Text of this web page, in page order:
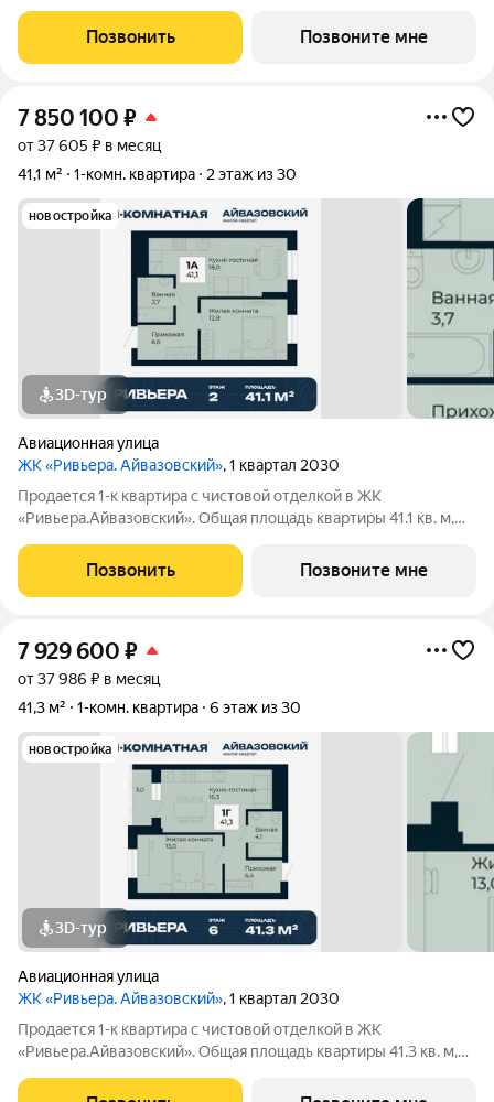
жилой квартал в районе Центр-Юг Екатеринбурга. Проект
ориентирован на жителей, которые
Позвонить Позвоните мне
7 850 100 ₽
от 37 605 ₽ в месяц
41,1 м²
1-комн. квартира 2 этаж из 30
новостройка
3D-тур
Авиационная улица
ЖК «Ривьера. Айвазовский», 1 квартал 2030
Продается 1-к квартира с чистовой отделкой в ЖК
«Ривьера.Айвазовский». Общая площадь квартиры 41.1 кв. м,
квартал в районе Центр-Юг Екатеринбурга. Проект
ориентирован на жителей, которые
Позвонить Позвоните мне
7 929 600 ₽
от 37 986 ₽ в месяц
41,3 м²
1-комн. квартира 6 этаж из 30
новостройка
3D-тур
Авиационная улица
ЖК «Ривьера. Айвазовский», 1 квартал 2030
Продается 1-к квартира с чистовой отделкой в ЖК
«Ривьера.Айвазовский». Общая площадь квартиры 41.3 кв. м,
квартал в районе Центр-Юг Екатеринбурга. Проект